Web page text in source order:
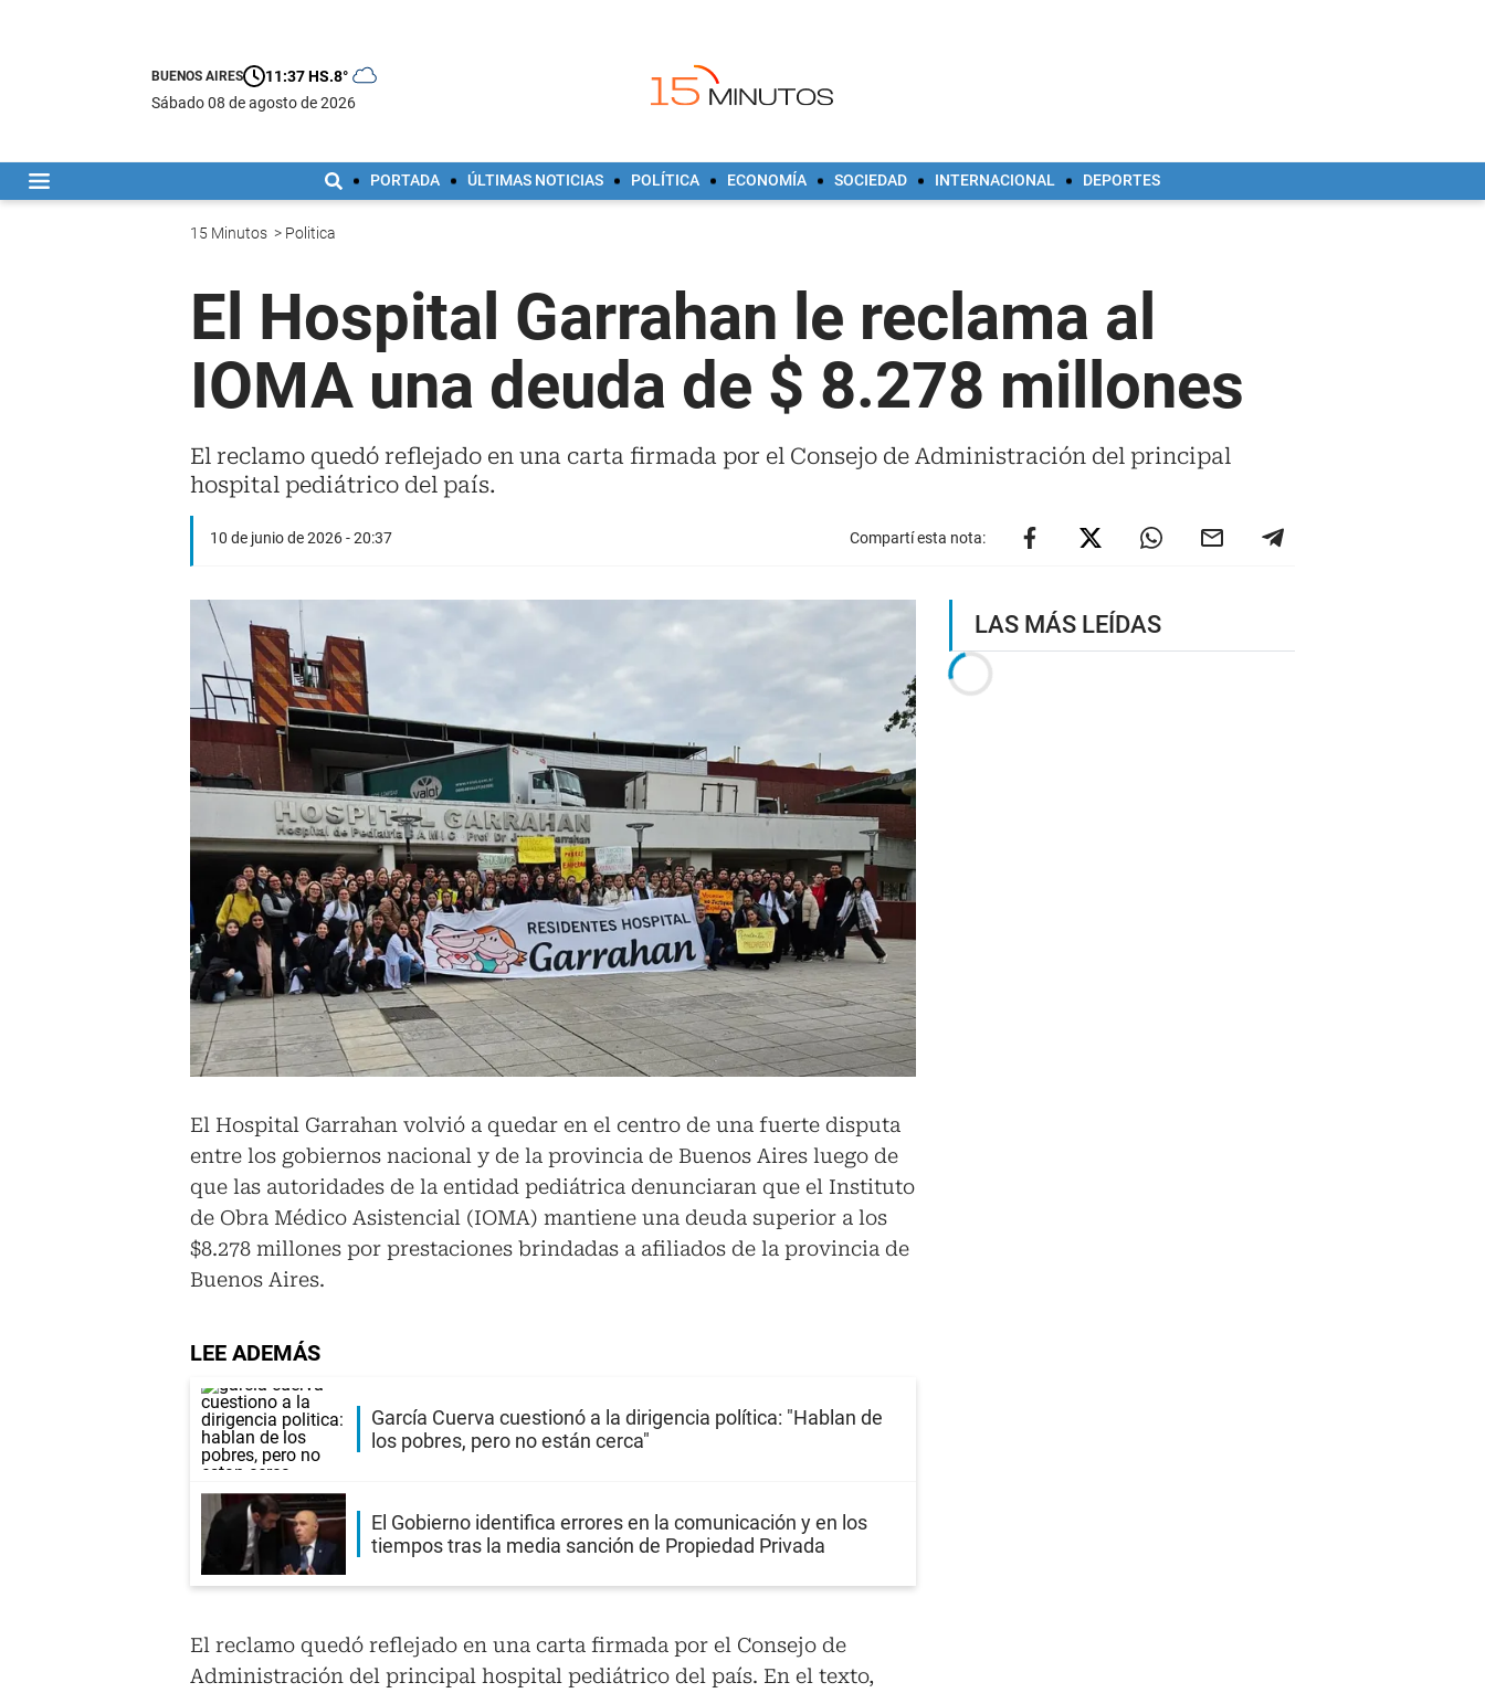
BUENOS AIRES 11:37 HS.8°
sábado 08 de agosto de 2026
PORTADA ÚLTIMAS NOTICIAS POLÍTICA ECONOMÍA SOCIEDAD INTERNACIONAL DEPORTES
15 Minutos > Politica
El Hospital Garrahan le reclama al
IOMA una deuda de $ 8.278 millones
El reclamo quedó reflejado en una carta firmada por el Consejo de Administración del principal
hospital pediátrico del país.
10 de junio de 2026 - 20:37 Compartí esta nota:
El Hospital Garrahan volvió a quedar en el centro de una fuerte disputa
entre los gobiernos nacional y de la provincia de Buenos Aires luego de
que las autoridades de la entidad pediátrica denunciaran que el Instituto
de Obra Médico Asistencial (IOMA) mantiene una deuda superior a los
$8.278 millones por prestaciones brindadas a afiliados de la provincia de
Buenos Aires.
LEE ADEMÁS
García Cuerva cuestionó a la dirigencia política: "Hablan de
los pobres, pero no están cerca"
El Gobierno identifica errores en la comunicación y en los
tiempos tras la media sanción de Propiedad Privada
El reclamo quedó reflejado en una carta firmada por el Consejo de
Administración del principal hospital pediátrico del país. En el texto,
LAS MÁS LEÍDAS